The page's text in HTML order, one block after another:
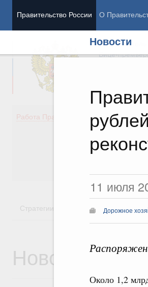
Правительство России О
Новости
11 июля
Дорожное
Около 1,2
Председатель
Вице-
Работа Правительства
Стратегии Государственные
Новости